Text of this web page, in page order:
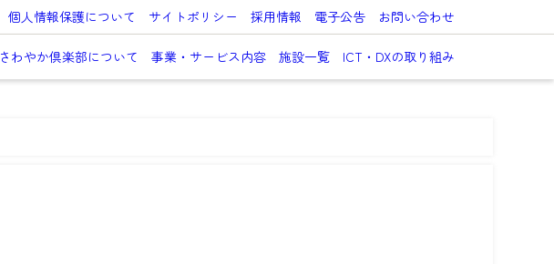
個人情報保護について サイトポリシー 採用情報 電子公告 お問い合わせ
さわやか倶楽部について 事業・サービス内容 施設一覧 ICT・DXの取り組み